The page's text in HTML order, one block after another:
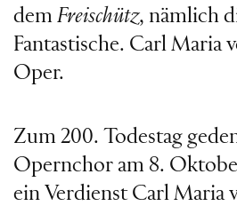
dem Freischütz, nämlich
Fantastische. Carl Maria
Oper.
Zum 200. Todestag
Opernchor am 8.
ein Verdienst Carl Maria